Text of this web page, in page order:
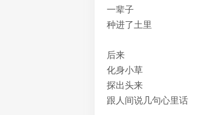
一辈子
种进了土里
后来
化身小草
探出头来
跟人间说几句心里话